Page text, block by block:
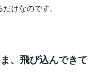
けなのです。
、飛び込んできて